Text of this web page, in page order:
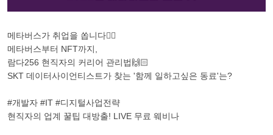
메타버스가 취업을 쏩니다🐱‍🏍
메타버스부터 NFT까지,
람다256 현직자의 커리어 관리법🙌🏻
SKT 데이터사이언티스트가 찾는 '함께 일하고싶은 동료'는?
#개발자 #IT #디지털사업전략
현직자의 업계 꿀팁 대방출! LIVE 무료 웨비나